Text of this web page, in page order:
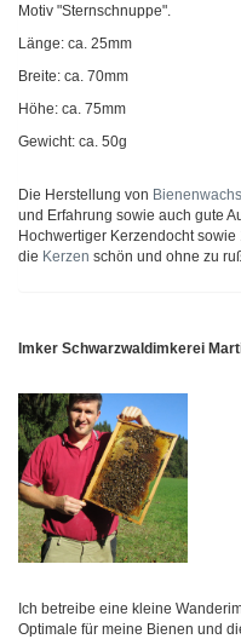
Motiv "Sternschnuppe".
Länge: ca. 25mm
Breite: ca. 70mm
Höhe: ca. 75mm
Gewicht: ca. 50g
Die Herstellung von
und Erfahrung sowie auch gute
Hochwertiger Kerzendocht
die Kerzen schön und ohne zu
Imker Schwarzwaldimkerei
Ich betreibe eine kleine
Optimale für meine Bienen und